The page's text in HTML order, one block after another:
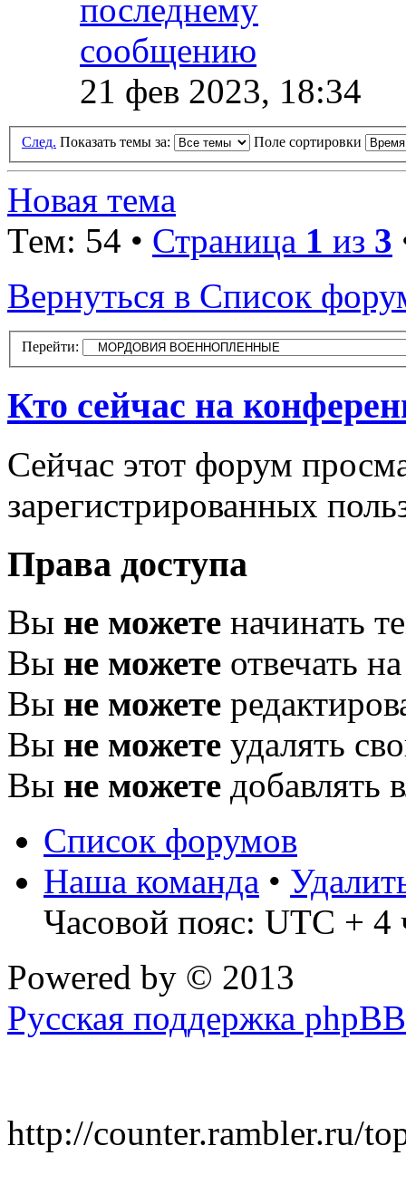
21 фев 2023, 18:34
След. Показать темы за: Поле сортировки
Новая тема
Тем: 54 • Страница 1 из 3
Вернуться в Список
Перейти:
Кто сейчас на
Сейчас этот форум
зарегистрированных
Права доступа
Вы не можете начинать
Вы не можете отвечать
Вы не можете
Вы не можете удалять
Вы не можете добавлять
Список форумов
Наша команда •
Часовой пояс: UTC + 4
Powered by © 2013
Русская поддержка phpBB
http://counter.rambler.ru/